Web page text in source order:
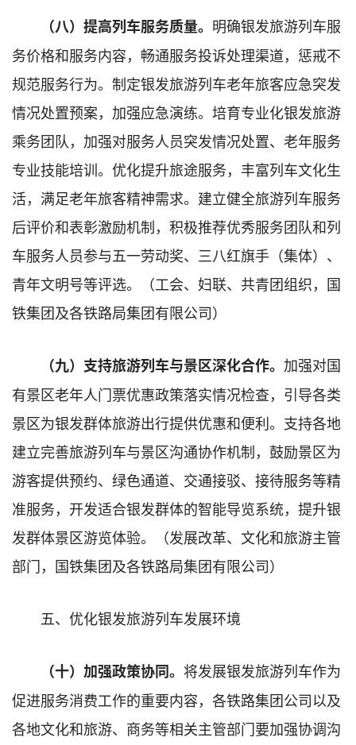
（八） 提高列车服务质量。 明确银发旅游列车服
务价格和服务内容，畅通服务投诉处理渠道，惩戒不
规范服务行为。制定银发旅游列车老年旅客应急突发
情况处置预案，加强应急演练。培育专业化银发旅游
乘务团队，加强对服务人员突发情况处置、老年服务
专业技能培训。优化提升旅途服务，丰富列车文化生
活，满足老年旅客精神需求。建立健全旅游列车服务
后评价和表彰激励机制，积极推荐优秀服务团队和列
车服务人员参与五一劳动奖、三八红旗手（集体）、
青年文明号等评选。（工会、妇联、共青团组织，国
铁集团及各铁路局集团有限公司）
（九）支持旅游列车与景区深化合作。 加强对国
有景区老年人门票优惠政策落实情况检查，引导各类
景区为银发群体旅游出行提供优惠和便利。支持各地
建立完善旅游列车与景区沟通协作机制，鼓励景区为
游客提供预约、绿色通道、交通接驳、接待服务等精
准服务，开发适合银发群体的智能导览系统，提升银
发群体景区游览体验。（发展改革、文化和旅游主管
部门，国铁集团及各铁路局集团有限公司）
五、优化银发旅游列车发展环境
（十）加强政策协同。 将发展银发旅游列车作为
促进服务消费工作的重要内容，各铁路集团公司以及
各地文化和旅游、商务等相关主管部门要加强协调沟